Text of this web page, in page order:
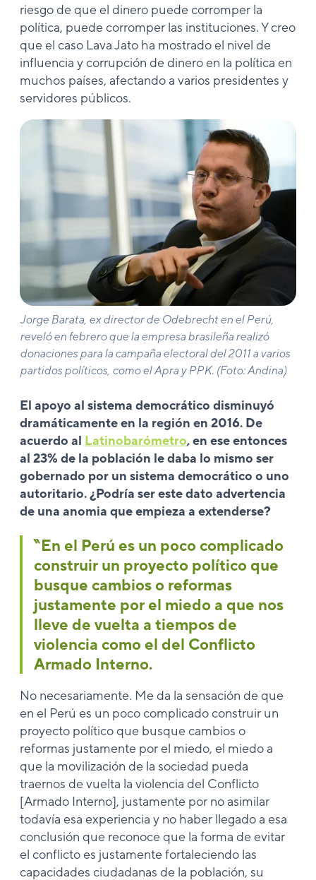
riesgo de que el dinero puede corromper la
política, puede corromper las instituciones. Y creo
que el caso Lava Jato ha mostrado el nivel de
influencia y corrupción de dinero en la política en
muchos países, afectando a varios presidentes y
servidores públicos.
Jorge Barata, ex director de Odebrecht en el Perú,
reveló en febrero que la empresa brasileña realizó
donaciones para la campaña electoral del 2011 a varios
partidos políticos, como el Apra y PPK. (Foto: Andina)
El apoyo al sistema democrático disminuyó
dramáticamente en la región en 2016. De
acuerdo al Latinobarómetro, en ese entonces
al 23% de la población le daba lo mismo ser
gobernado por un sistema democrático o uno
autoritario. ¿Podría ser este dato advertencia
de una anomia que empieza a extenderse?
‶En el Perú es un poco complicado
construir un proyecto político que
busque cambios o reformas
justamente por el miedo a que nos
lleve de vuelta a tiempos de
violencia como el del Conflicto
Armado Interno.
No necesariamente. Me da la sensación de que
en el Perú es un poco complicado construir un
proyecto político que busque cambios o
reformas justamente por el miedo, el miedo a
que la movilización de la sociedad pueda
traernos de vuelta la violencia del Conflicto
[Armado Interno], justamente por no asimilar
todavía esa experiencia y no haber llegado a esa
conclusión que reconoce que la forma de evitar
el conflicto es justamente fortaleciendo las
capacidades ciudadanas de la población, su